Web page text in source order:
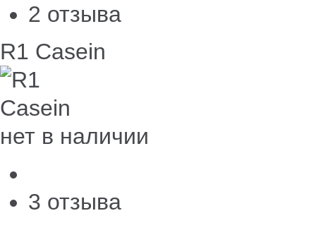
2 отзыва
R1 Casein
нет в наличии
3 отзыва